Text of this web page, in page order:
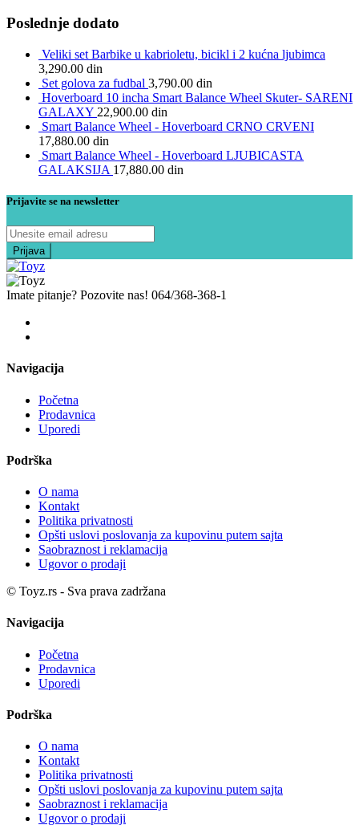
Poslednje dodato
Veliki set Barbike u kabrioletu, bicikl i 2 kućna ljubimca
3,290.00 din
Set golova za fudbal 3,790.00 din
Hoverboard 10 incha Smart Balance Wheel Skuter- SARENI
GALAXY 22,900.00 din
Smart Balance Wheel - Hoverboard CRNO CRVENI
17,880.00 din
Smart Balance Wheel - Hoverboard LJUBICASTA
GALAKSIJA 17,880.00 din
Prijavite se na newsletter
Imate pitanje? Pozovite nas! 064/368-368-1
Navigacija
Početna
Prodavnica
Uporedi
Podrška
O nama
Kontakt
Politika privatnosti
Opšti uslovi poslovanja za kupovinu putem sajta
Saobraznost i reklamacija
Ugovor o prodaji
© Toyz.rs - Sva prava zadržana
Navigacija
Početna
Prodavnica
Uporedi
Podrška
O nama
Kontakt
Politika privatnosti
Opšti uslovi poslovanja za kupovinu putem sajta
Saobraznost i reklamacija
Ugovor o prodaji